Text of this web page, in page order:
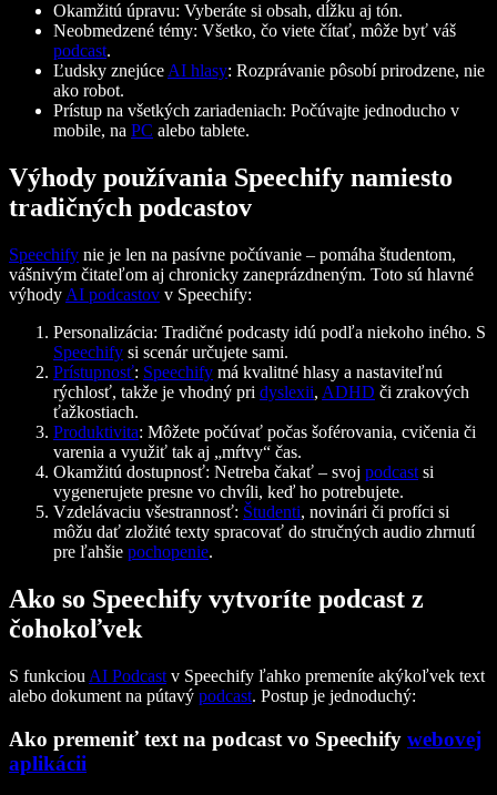
Okamžitú úpravu: Vyberáte si obsah, dĺžku aj tón.
Neobmedzené témy: Všetko, čo viete čítať, môže byť váš
podcast.
Ľudsky znejúce AI hlasy: Rozprávanie pôsobí prirodzene, nie
ako robot.
Prístup na všetkých zariadeniach: Počúvajte jednoducho v
mobile, na PC alebo tablete.
Výhody používania Speechify namiesto
tradičných podcastov
Speechify nie je len na pasívne počúvanie – pomáha študentom,
vášnivým čitateľom aj chronicky zaneprázdneným. Toto sú hlavné
výhody AI podcastov v Speechify:
Personalizácia: Tradičné podcasty idú podľa niekoho iného. S
Speechify si scenár určujete sami.
Prístupnosť: Speechify má kvalitné hlasy a nastaviteľnú
rýchlosť, takže je vhodný pri dyslexii, ADHD či zrakových
ťažkostiach.
Produktivita: Môžete počúvať počas šoférovania, cvičenia či
varenia a využiť tak aj „mŕtvy“ čas.
Okamžitú dostupnosť: Netreba čakať – svoj podcast si
vygenerujete presne vo chvíli, keď ho potrebujete.
Vzdelávaciu všestrannosť: Študenti, novinári či profíci si
môžu dať zložité texty spracovať do stručných audio zhrnutí
pre ľahšie pochopenie.
Ako so Speechify vytvoríte podcast z
čohokoľvek
S funkciou AI Podcast v Speechify ľahko premeníte akýkoľvek text
alebo dokument na pútavý podcast. Postup je jednoduchý:
Ako premeniť text na podcast vo Speechify webovej
aplikácii